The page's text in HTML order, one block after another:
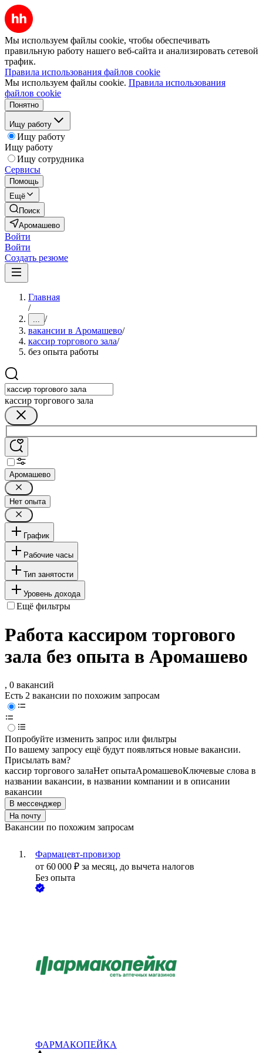
Мы используем файлы cookie, чтобы обеспечивать
правильную работу нашего веб-сайта и анализировать сетевой
трафик.
Правила использования файлов cookie
Мы используем файлы cookie. Правила использования
файлов cookie
Понятно
Ищу работу
Ищу работу
Ищу работу
Ищу сотрудника
Сервисы
Помощь
Ещё
Поиск
Аромашево
Войти
Войти
Создать резюме
Главная
/
... /
вакансии в Аромашево/
кассир торгового зала/
без опыта работы
кассир торгового зала
Аромашево
Нет опыта
График
Рабочие часы
Тип занятости
Уровень дохода
Ещё фильтры
Работа кассиром торгового
зала без опыта в Аромашево
, 0 вакансий
Есть 2 вакансии по похожим запросам
Попробуйте изменить запрос или фильтры
По вашему запросу ещё будут появляться новые вакансии.
Присылать вам?
кассир торгового залаНет опытаАромашевоКлючевые слова в
названии вакансии, в названии компании и в описании
вакансии
В мессенджер
На почту
Вакансии по похожим запросам
Фармацевт-провизор
от 60 000 ₽ за месяц, до вычета налогов
Без опыта
ФАРМАКОПЕЙКА